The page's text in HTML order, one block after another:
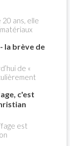
tout
de 15
20 ans, elle
notre
et
Pessey
la brève de
de «
au profit du
c'est
est